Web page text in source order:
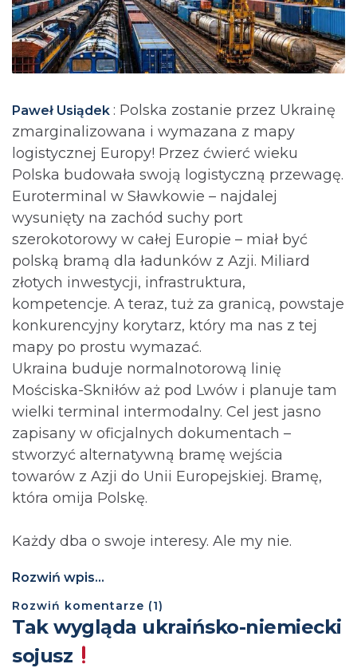
Paweł Usiądek : Polska zostanie przez Ukrainę
zmarginalizowana i wymazana z mapy
logistycznej Europy! Przez ćwierć wieku
Polska budowała swoją logistyczną przewagę.
Euroterminal w Sławkowie – najdalej
wysunięty na zachód suchy port
szerokotorowy w całej Europie – miał być
polską bramą dla ładunków z Azji. Miliard
złotych inwestycji, infrastruktura,
kompetencje. A teraz, tuż za granicą, powstaje
konkurencyjny korytarz, który ma nas z tej
mapy po prostu wymazać.
Ukraina buduje normalnotorową linię
Mościska-Skniłów aż pod Lwów i planuje tam
wielki terminal intermodalny. Cel jest jasno
zapisany w oficjalnych dokumentach –
stworzyć alternatywną bramę wejścia
towarów z Azji do Unii Europejskiej. Bramę,
która omija Polskę.
Każdy dba o swoje interesy. Ale my nie.
Rozwiń wpis...
Rozwiń komentarze (1)
Tak wygląda ukraińsko-niemiecki
sojusz